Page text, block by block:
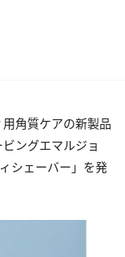
角質ケアの新製品
ングエマルジョ
シェーバー」を発